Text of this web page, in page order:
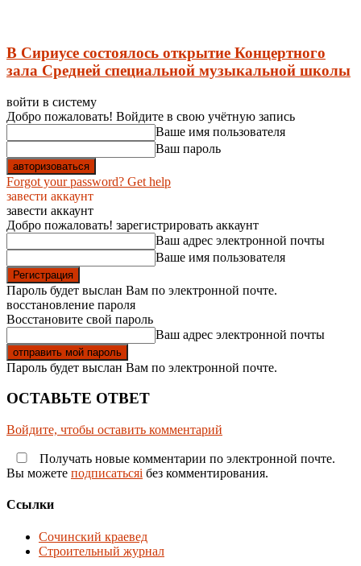
В Сириусе состоялось открытие Концертного
зала Средней специальной музыкальной школы
войти в систему
Добро пожаловать! Войдите в свою учётную запись
Ваше имя пользователя
Ваш пароль
Forgot your password? Get help
завести аккаунт
завести аккаунт
Добро пожаловать! зарегистрировать аккаунт
Ваш адрес электронной почты
Ваше имя пользователя
Пароль будет выслан Вам по электронной почте.
восстановление пароля
Восстановите свой пароль
Ваш адрес электронной почты
Пароль будет выслан Вам по электронной почте.
ОСТАВЬТЕ ОТВЕТ
Войдите, чтобы оставить комментарий
Получать новые комментарии по электронной почте.
Вы можете подписатьсяi без комментирования.
Ссылки
Сочинский краевед
Строительный журнал